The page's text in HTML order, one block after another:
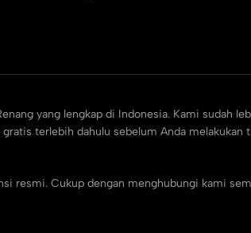
yang lengkap di Indonesia. Kami sudah
terlebih dahulu sebelum Anda
resmi. Cukup dengan menghubungi kami